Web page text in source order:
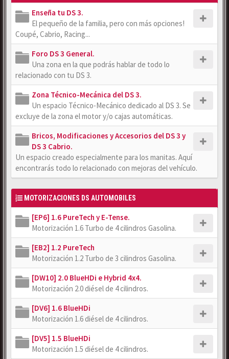
Enseña tu DS 3.
El pequeño de la familia, pero con más opciones!
Coupé, Cabrio, Racing...
Foro DS 3 General.
Una zona en la que podrás hablar de todo lo
relacionado con tu DS 3.
Zona Técnico-Mecánica del DS 3.
Un espacio Técnico-Mecánico dedicado al DS 3. Se
excluye de la zona el motor y/o cajas automáticas.
Bricos, Modificaciones y Accesorios del DS 3 y
DS 3 Cabrio.
Un espacio creado especialmente para los manitas. Aquí
encontrarás todo lo relacionado con mejoras del vehículo.
MOTORIZACIONES DS AUTOMOBILES
[EP6] 1.6 PureTech y E-Tense.
Motorización 1.6 Turbo de 4 cilindros Gasolina.
[EB2] 1.2 PureTech
Motorización 1.2 Turbo de 3 cilindros Gasolina.
[DW10] 2.0 BlueHDi e Hybrid 4x4.
Motorización 2.0 diésel de 4 cilindros.
[DV6] 1.6 BlueHDi
Motorización 1.6 diésel de 4 cilindros.
[DV5] 1.5 BlueHDi
Motorización 1.5 diésel de 4 cilindros.